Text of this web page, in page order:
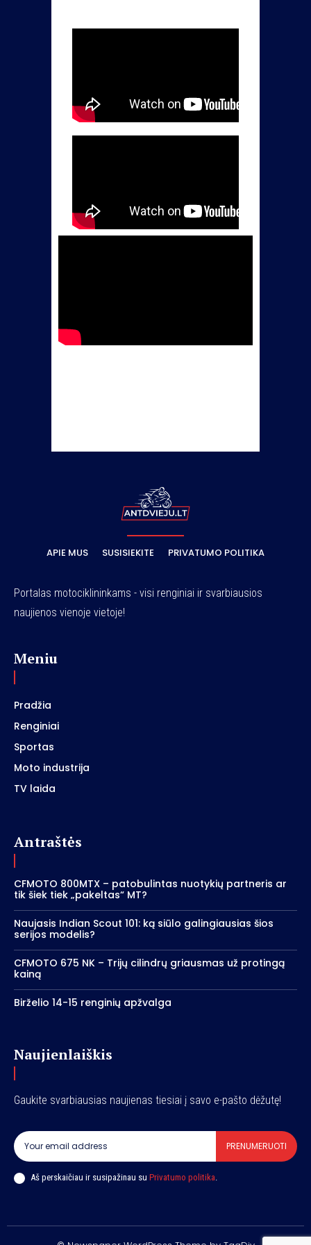
APIE MUS SUSISIEKITE PRIVATUMO POLITIKA
Portalas motociklininkams - visi renginiai ir svarbiausios
naujienos vienoje vietoje!
Meniu
Pradžia
Renginiai
Sportas
Moto industrija
TV laida
Antraštės
CFMOTO 800MTX – patobulintas nuotykių partneris ar
tik šiek tiek „pakeltas“ MT?
Naujasis Indian Scout 101: ką siūlo galingiausias šios
serijos modelis?
CFMOTO 675 NK – Trijų cilindrų griausmas už protingą
kainą
Birželio 14-15 renginių apžvalga
Naujienlaiškis
Gaukite svarbiausias naujienas tiesiai į savo e-pašto dėžutę!
PRENUMERUOTI
Aš perskaičiau ir susipažinau su Privatumo politika.